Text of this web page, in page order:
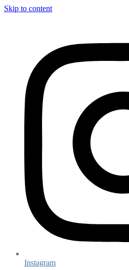
Skip to content
Instagram